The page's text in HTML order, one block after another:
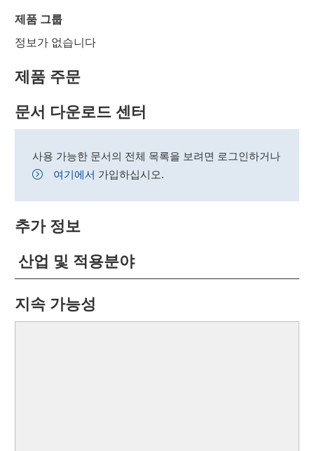
제품 그룹
정보가 없습니다
제품 주문
문서 다운로드 센터
사용 가능한 문서의 전체 목록을 보려면 로그인하거나
여기에서 가입하십시오.
추가 정보
산업 및 적용분야
지속 가능성